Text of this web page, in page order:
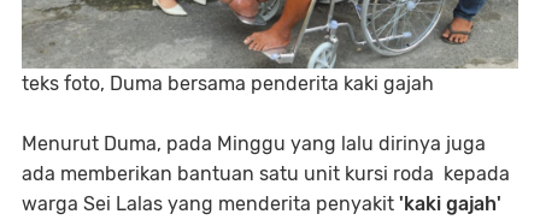
teks foto, Duma bersama penderita kaki gajah
Menurut Duma, pada Minggu yang lalu dirinya juga
ada memberikan bantuan satu unit kursi roda kepada
warga Sei Lalas yang menderita penyakit 'kaki gajah'